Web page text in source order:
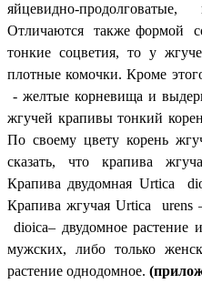
яйцевидно-
Отличаются также формой
тонкие соцветия, то у
плотные комочки. Кроме
- желтые корневища и
жгучей крапивы тонкий
По своему цвету корень
сказать, что крапива
Крапива двудомная Urtica
Крапива жгучая Urtica urens
dioica– двудомное растение
мужских, либо только
растение однодомное.